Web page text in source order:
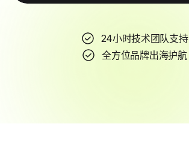
24小时技术团队支持
全方位品牌出海护航